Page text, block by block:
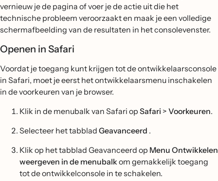
vernieuw je de pagina of voer je de actie uit die het
technische probleem veroorzaakt en maak je een volledige
schermafbeelding van de resultaten in het consolevenster.
Openen in Safari
Voordat je toegang kunt krijgen tot de ontwikkelaarsconsole
in Safari, moet je eerst het ontwikkelaarsmenu inschakelen
in de voorkeuren van je browser.
Klik in de menubalk van Safari op Safari > Voorkeuren.
Selecteer het tabblad Geavanceerd .
Klik op het tabblad Geavanceerd op Menu Ontwikkelen
weergeven in de menubalk om gemakkelijk toegang
tot de ontwikkelconsole in te schakelen.